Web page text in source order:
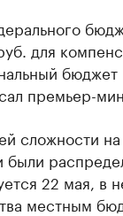
для
премьер-
сложности
были
22 мая, в
местным